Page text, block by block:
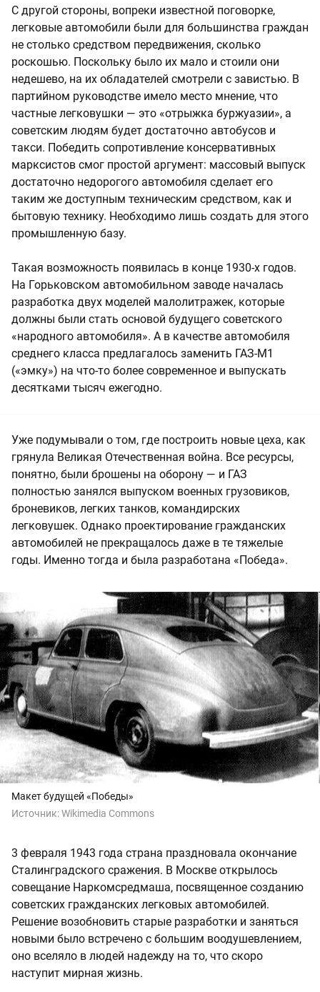
С другой стороны, вопреки известной поговорке,
легковые автомобили были для большинства граждан
не столько средством передвижения, сколько
роскошью. Поскольку было их мало и стоили они
недешево, на их обладателей смотрели с завистью. В
партийном руководстве имело место мнение, что
частные легковушки — это «отрыжка буржуазии», а
советским людям будет достаточно автобусов и
такси. Победить сопротивление консервативных
марксистов смог простой аргумент: массовый выпуск
достаточно недорогого автомобиля сделает его
таким же доступным техническим средством, как и
бытовую технику. Необходимо лишь создать для этого
промышленную базу.
Такая возможность появилась в конце 1930-х годов.
На Горьковском автомобильном заводе началась
разработка двух моделей малолитражек, которые
должны были стать основой будущего советского
«народного автомобиля». А в качестве автомобиля
среднего класса предлагалось заменить ГАЗ-М1
(«эмку») на что-то более современное и выпускать
десятками тысяч ежегодно.
Уже подумывали о том, где построить новые цеха, как
грянула Великая Отечественная война. Все ресурсы,
понятно, были брошены на оборону — и ГАЗ
полностью занялся выпуском военных грузовиков,
броневиков, легких танков, командирских
легковушек. Однако проектирование гражданских
автомобилей не прекращалось даже в те тяжелые
годы. Именно тогда и была разработана «Победа».
Макет будущей «Победы»
Источник:Wikimedia Commons
3 февраля 1943 года страна праздновала окончание
Сталинградского сражения. В Москве открылось
совещание Наркомсредмаша, посвященное созданию
советских гражданских легковых автомобилей.
Решение возобновить старые разработки и заняться
новыми было встречено с большим воодушевлением,
оно вселяло в людей надежду на то, что скоро
наступит мирная жизнь.